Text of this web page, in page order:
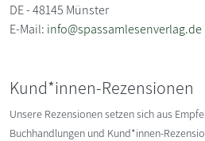
DE - 48145 Münster
E-Mail: info@spassamlesenverlag.de
Kund*innen-Rezensionen
Unsere Rezensionen setzen sich aus
Buchhandlungen und Kund*innen-